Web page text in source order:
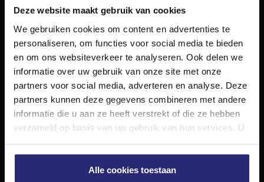
Deze website maakt gebruik van cookies
We gebruiken cookies om content en advertenties te
personaliseren, om functies voor social media te bieden
en om ons websiteverkeer te analyseren. Ook delen we
informatie over uw gebruik van onze site met onze
partners voor social media, adverteren en analyse. Deze
partners kunnen deze gegevens combineren met andere
informatie die u aan ze heeft verstrekt of die ze hebben
verzameld op basis van uw gebruik van hun services. U
gaat akkoord met onze cookies als u onze website blijft
gebruiken.
Alle cookies toestaan
NET Makelaars
NET Makelaars is een modern makelaarskantoor met
decennialange ervaring in het vak en diepgaande kennis
van de huizenmarkt in Haarlem en omstreken.
Volg ons op
Diensten